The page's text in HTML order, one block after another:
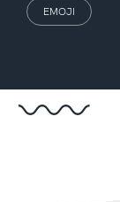
EMOJI